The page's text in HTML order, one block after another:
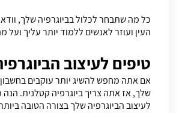
כל מה שתבחר לכלול בביוגרפיה שלך,
העין ועוזר לאנשים ללמוד יותר עליך
טיפים לעיצוב
אם אתה מחפש להשיג יותר עוקבים
שלך, אז אתה צריך ביוגרפיה קטלנית. הנה
לעיצוב הביוגרפיה שלך בצורה הטובה